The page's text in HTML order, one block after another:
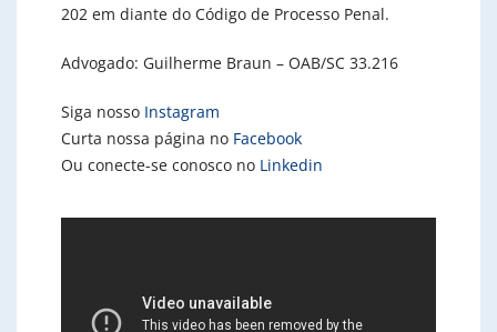
202 em diante do Código de Processo Penal.
Advogado: Guilherme Braun – OAB/SC 33.216
Siga nosso Instagram
Curta nossa página no Facebook
Ou conecte-se conosco no Linkedin